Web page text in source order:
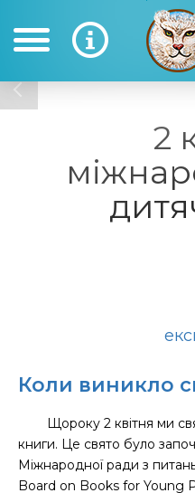
2
Коли виникло
Щороку 2 квітня ми
книги. Це свято було
Міжнародної ради з
Board on Books for Young